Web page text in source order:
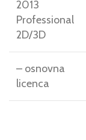
2013
Professional
2D/3D
– osnovna
licenca